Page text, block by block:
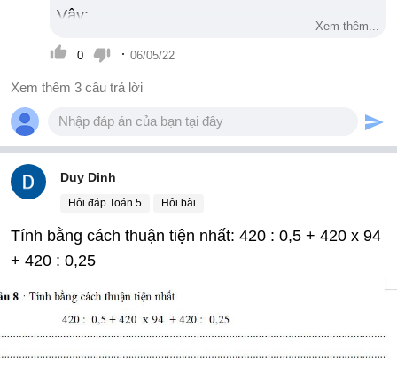
Vậy:
Nếu nhân cả tử số và mẫu số của phân số
1/3 với 4 thì được phân số 4/12 (không thỏa
mãn)
Nếu nhân cả tử số và mẫu số của phân số
Nếu nhân cả tử số và mẫu số của phân số
1/3 với 6 thì được phân số 6/18 (không thỏa
mãn)
Nếu nhân cả tử số và mẫu số của phân số
1/3 với 7 thì được phân số 7/21 (không thỏa
mãn)
Nếu nhân cả tử số và mẫu số của phân số
1/3 với 8 thì được phân số 8/24 (không thỏa
Xem thêm...
0 · 06/05/22
Xem thêm 3 câu trả lời
Duy Dinh
Hỏi đáp Toán 5 Hỏi bài
Tính bằng cách thuận tiện nhất: 420 : 0,5 + 420 x 94
+ 420 : 0,25